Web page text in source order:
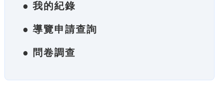
● 我的紀錄
● 導覽申請查詢
● 問卷調查